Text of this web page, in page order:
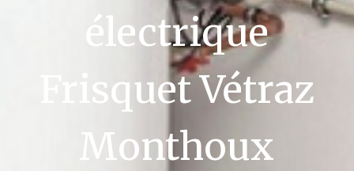
électrique
Frisquet Vétraz
Monthoux